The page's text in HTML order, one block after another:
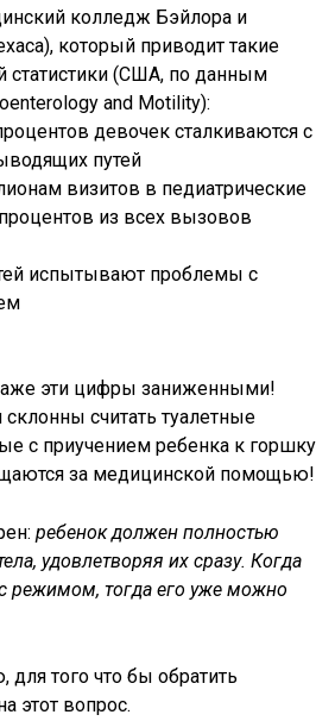
колледж Бэйлора и
который приводит такие
(США, по данным
and Motility):
девочек сталкиваются с
путей
визитов в педиатрические
из всех вызовов
испытывают проблемы с
эти цифры заниженными!
считать туалетные
с приучением ребенка к горшку
за медицинской помощью!
ребенок должен полностью
удовлетворяя их сразу. Когда
режимом, тогда его уже можно
для того что бы обратить
этот вопрос.